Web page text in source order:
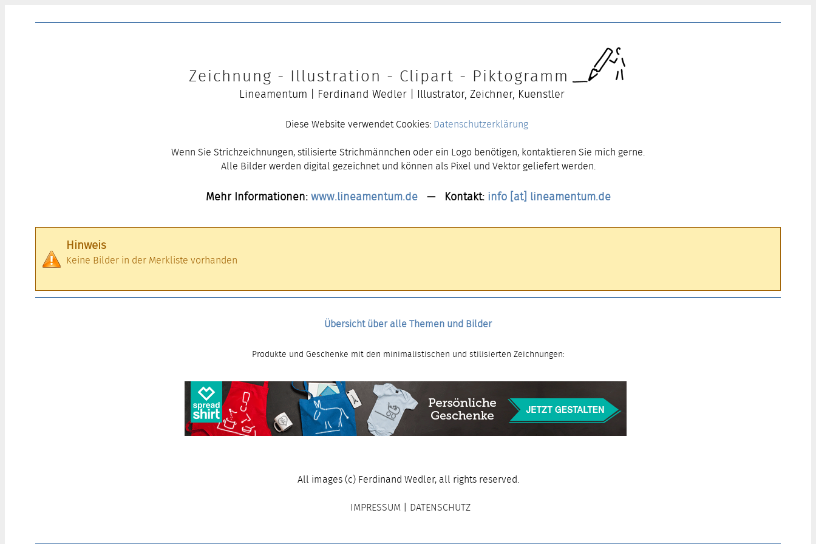
Zeichnung - Illustration - Clipart - Piktogramm
Lineamentum | Ferdinand Wedler | Illustrator, Zeichner, Kuenstler
Diese Website verwendet Cookies: Datenschutzerklärung
Wenn Sie Strichzeichnungen, stilisierte Strichmännchen oder ein Logo benötigen, kontaktieren Sie mich gerne.
Alle Bilder werden digital gezeichnet und können als Pixel und Vektor geliefert werden.
Mehr Informationen:www.lineamentum.de— Kontakt: info [at] lineamentum.de
Hinweis
Keine Bilder in der Merkliste vorhanden
Übersicht über alle Themen und Bilder
Produkte und Geschenke mit den minimalistischen und stilisierten Zeichnungen:
All images (c) Ferdinand Wedler, all rights reserved.
IMPRESSUM | DATENSCHUTZ